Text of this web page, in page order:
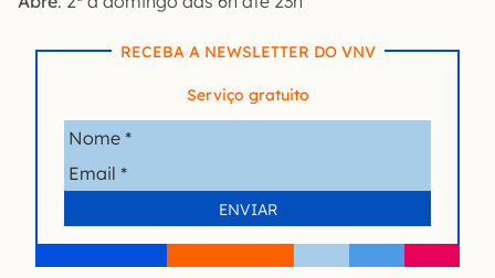
RECEBA A NEWSLETTER DO VNV
Serviço gratuito